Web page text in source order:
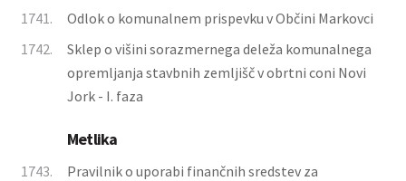
1741.
Odlok o komunalnem prispevku v Občini Markovci
1742.
Sklep o višini sorazmernega deleža komunalnega
opremljanja stavbnih zemljišč v obrtni coni Novi
Jork - I. faza
Metlika
1743.
Pravilnik o uporabi finančnih sredstev za